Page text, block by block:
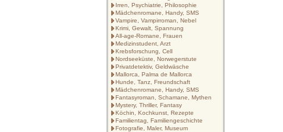
Irren, Psychiatrie, Philosophie
Mädchenromane, Handy, SMS
Vampire, Vampirroman, Nebel
Krimi, Gewalt, Spannung
All-age-Romane, Frauen
Medizinstudent, Arzt
Krebsforschung, Cell
Nordseeküste, Norwegerstute
Privatdetektiv, Geldwäsche
Mallorca, Palma de Mallorca
Hunde, Tanz, Freundschaft
Mädchenromane, Handy, SMS
Fantasyroman, Schamane, Mythen
Mystery, Thriller, Fantasy
Köchin, Kochkunst, Rezepte
Familientag, Familiengeschichte
Fotografie, Maler, Museum